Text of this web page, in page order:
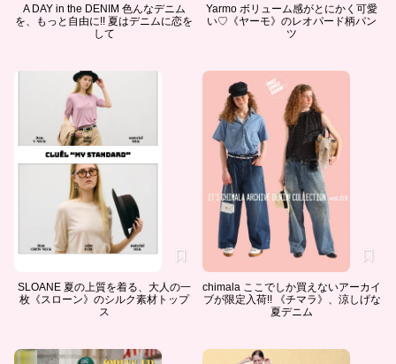
A DAY in the DENIM 色んなデニム
を、もっと自由に!! 夏はデニムに恋を
して
Yarmo ボリューム感がとにかく可愛
い♡《ヤーモ》のレオパード柄パン
ツ
SLOANE 夏の上質を着る、大人の一
枚《スローン》のシルク素材トップ
ス
chimala ここでしか買えないアーカイ
ブが限定入荷!! 《チマラ》、涼しげな
夏デニム